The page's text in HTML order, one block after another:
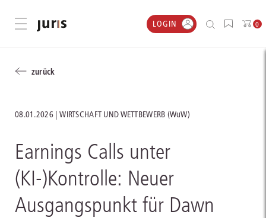
Menü öffnen LOGIN 0
zurück
08.01.2026 WIRTSCHAFT UND WETTBEWERB (WuW)
Earnings Calls unter
(KI-)Kontrolle: Neuer
Ausgangspunkt für Dawn